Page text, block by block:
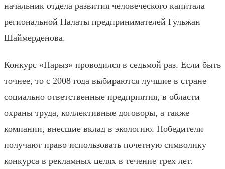
начальник отдела развития человеческого капитала
региональной Палаты предпринимателей Гульжан
Шаймерденова.
Конкурс «Парыз» проводился в седьмой раз. Если быть
точнее, то с 2008 года выбираются лучшие в стране
социально ответственные предприятия, в области
охраны труда, коллективные договоры, а также
компании, внесшие вклад в экологию. Победители
получают право использовать почетную символику
конкурса в рекламных целях в течение трех лет.